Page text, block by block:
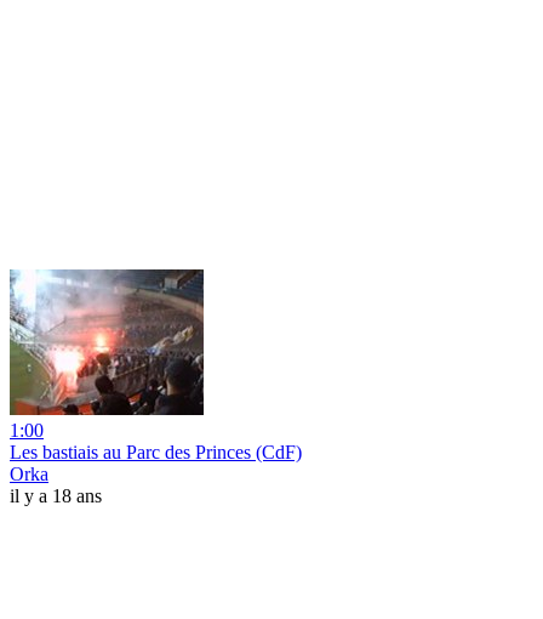
1:00
Les bastiais au Parc des Princes (CdF)
Orka
il y a 18 ans